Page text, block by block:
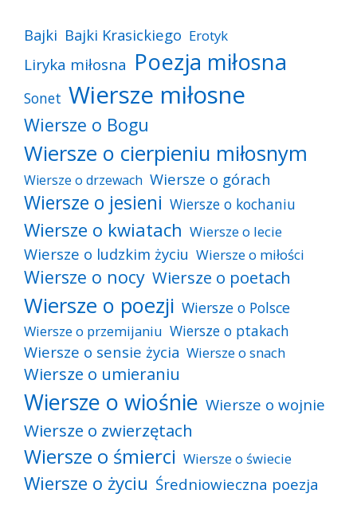
Bajki Bajki Krasickiego Erotyk
Liryka miłosna Poezja miłosna
Sonet Wiersze miłosne
Wiersze o Bogu
Wiersze o cierpieniu miłosnym
Wiersze o drzewach Wiersze o górach
Wiersze o jesieni Wiersze o kochaniu
Wiersze o kwiatach Wiersze o lecie
Wiersze o ludzkim życiu Wiersze o miłości
Wiersze o nocy Wiersze o poetach
Wiersze o poezji Wiersze o Polsce
Wiersze o przemijaniu Wiersze o ptakach
Wiersze o sensie życia Wiersze o snach
Wiersze o umieraniu
Wiersze o wiośnie Wiersze o wojnie
Wiersze o zwierzętach
Wiersze o śmierci Wiersze o świecie
Wiersze o życiu Średniowieczna poezja